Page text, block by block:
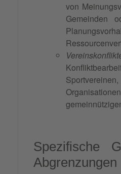
von
Gemeinden
Spezifische
Abgrenzungen